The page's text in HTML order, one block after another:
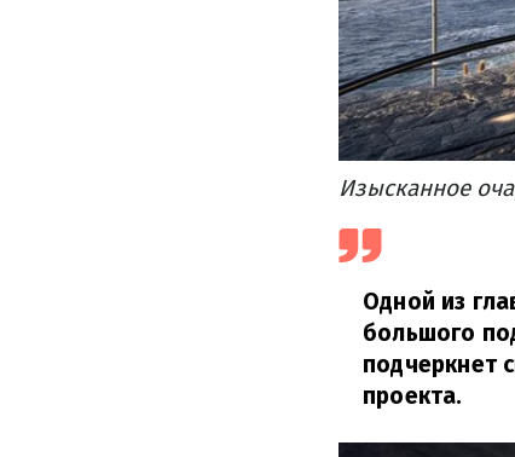
Изысканное
Одной из
большого
подчеркнет
проекта.